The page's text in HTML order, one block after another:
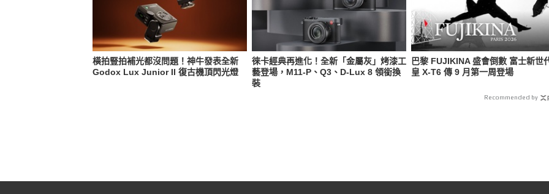
橫拍豎拍補光都沒問題！神牛發表全新
Godox Lux Junior II 復古機頂閃光燈
徠卡經典再進化！全新「金屬灰」烤漆工
藝登場，M11-P、Q3、D-Lux 8 領銜換
裝
巴黎 FUJIKINA 盛會倒數 富士新世
皇 X-T6 傳 9 月第一周登場
Recommended by